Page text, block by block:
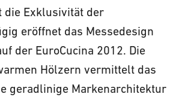
die Exklusivität der
eröffnet das Messedesign
der EuroCucina 2012. Die
Hölzern vermittelt das
geradlinige Markenarchitektur